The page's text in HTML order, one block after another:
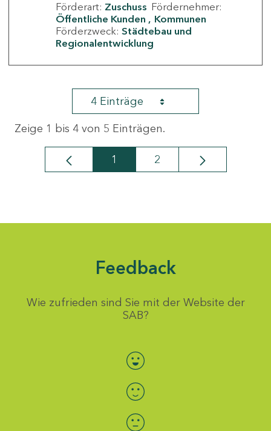
Förderart: Zuschuss Fördernehmer:
Öffentliche Kunden
Kommunen
Förderzweck: Städtebau und
Regionalentwicklung
4 Einträge
Zeige 1 bis 4 von 5 Einträgen.
Seite
1 Seite
2
Feedback
Wie zufrieden sind Sie mit der Website der
SAB?
Bewertung auswählen